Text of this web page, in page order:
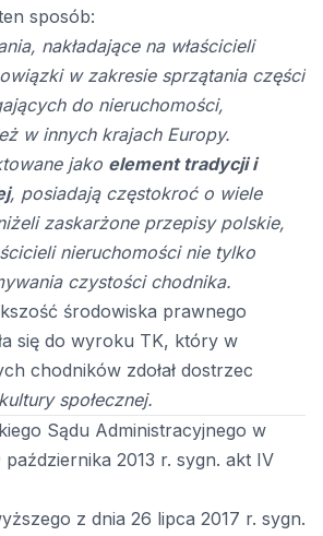
sposób:
nakładające na właścicieli
w zakresie sprzątania części
do nieruchomości,
w innych krajach Europy.
jako element tradycji i
, posiadają częstokroć o wiele
zaskarżone przepisy polskie,
nieruchomości nie tylko
czystości chodnika.
środowiska prawnego
się do wyroku TK, który w
chodników zdołał dostrzec
społecznej.
Sądu Administracyjnego w
2013 r. sygn. akt IV
z dnia 26 lipca 2017 r. sygn.